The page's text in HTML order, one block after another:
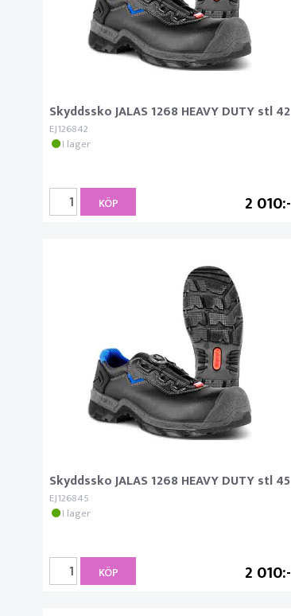
Skyddssko JALAS 1268 HEAVY DUTY stl 42
EJ126842
I lager
2 010
KÖP
Skyddssko JALAS 1268 HEAVY DUTY stl 45
EJ126845
I lager
2 010
KÖP